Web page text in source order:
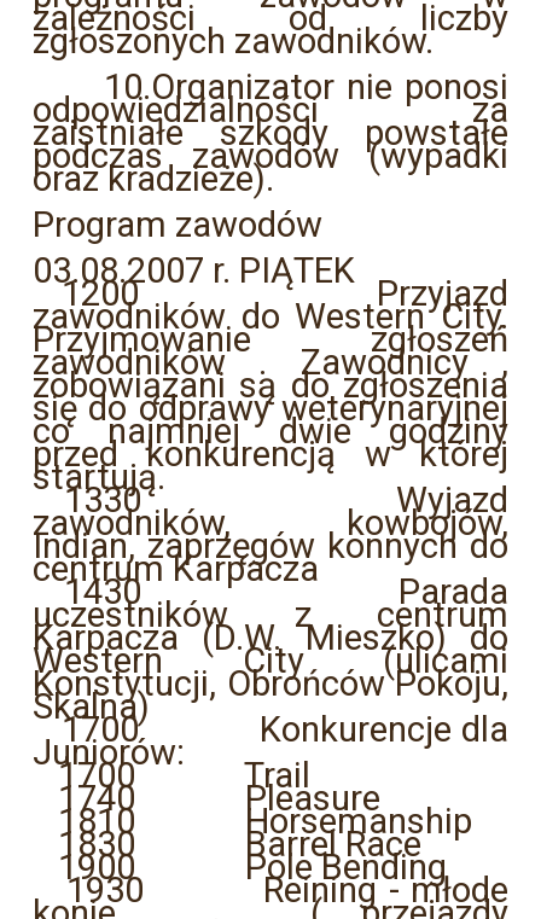
zależności od liczby
zgłoszonych zawodników.
10.Organizator nie ponosi
odpowiedzialności za
zaistniałe szkody powstałe
podczas zawodów (wypadki
oraz kradzieże).
Program zawodów
03.08.2007 r. PIĄTEK
1200 Przyjazd
zawodników do Western City.
Przyjmowanie zgłoszeń
zawodników . Zawodnicy ,
zobowiązani są do zgłoszenia
się do odprawy weterynaryjnej
co najmniej dwie godziny
przed konkurencją w której
startują.
1330 Wyjazd
zawodników, kowbojów,
Indian, zaprzęgów konnych do
centrum Karpacza
1430 Parada
uczestników z centrum
Karpacza (D.W. Mieszko) do
Western City (ulicami
Konstytucji, Obrońców Pokoju,
Skalna)
1700 Konkurencje dla
Juniorów:
1700 Trail
1740 Pleasure
1810 Horsemanship
1830 Barrel Race
1900 Pole Bending
1930 Reining - młode